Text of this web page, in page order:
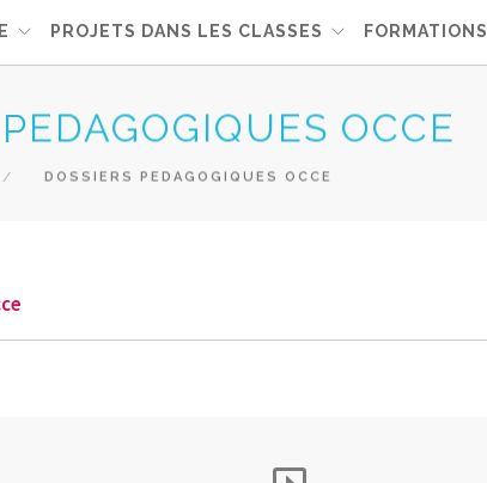
PROJETS DANS LES CLASSES FORMATIONS
OCCE
DOSSIERS PEDAGOGIQUES OCCE